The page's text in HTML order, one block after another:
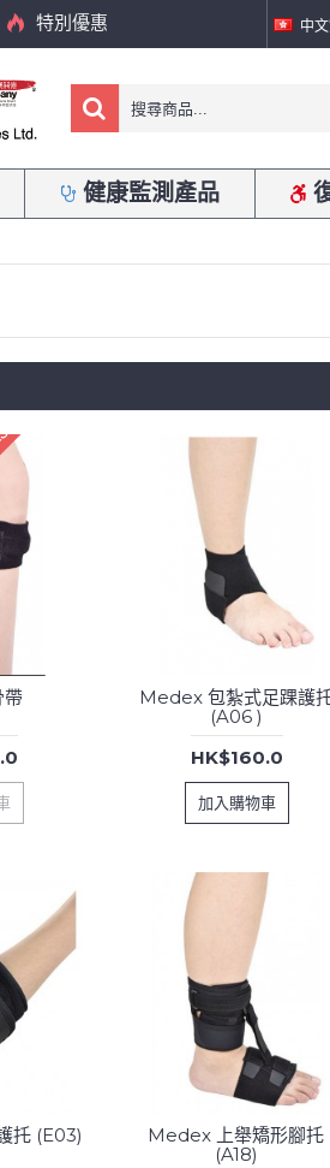
特別優惠 中
健康監測產品
購
帶
Medex 包紮式足踝護
(A06 )
HK$160.0
加入購物車
托 (E03)
Medex 上舉矯形腳托
(A18)